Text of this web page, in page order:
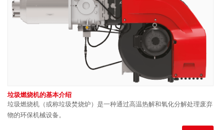
垃圾燃烧机的基本介绍
垃圾燃烧机（或称垃圾焚烧炉）是一种通过高温热解和氧化分解处理废弃
物的环保机械设备。